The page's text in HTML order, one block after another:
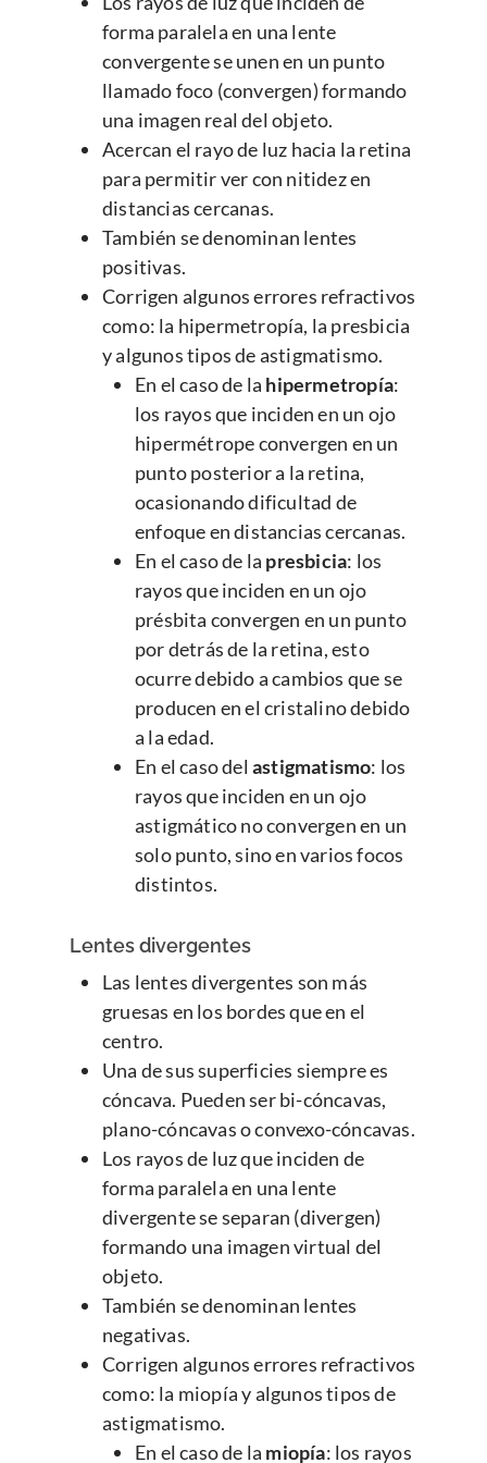
forma paralela en una lente
convergente se unen en un punto
llamado foco (convergen) formando
una imagen real del objeto.
Acercan el rayo de luz hacia la retina
para permitir ver con nitidez en
distancias cercanas.
También se denominan lentes
positivas.
Corrigen algunos errores refractivos
como: la hipermetropía, la presbicia
y algunos tipos de astigmatismo.
En el caso de la hipermetropía:
los rayos que inciden en un ojo
hipermétrope convergen en un
punto posterior a la retina,
ocasionando dificultad de
enfoque en distancias cercanas.
En el caso de la presbicia: los
rayos que inciden en un ojo
présbita convergen en un punto
por detrás de la retina, esto
ocurre debido a cambios que se
producen en el cristalino debido
a la edad.
En el caso del astigmatismo: los
rayos que inciden en un ojo
astigmático no convergen en un
solo punto, sino en varios focos
distintos.
Lentes divergentes
Las lentes divergentes son más
gruesas en los bordes que en el
centro.
Una de sus superficies siempre es
cóncava. Pueden ser bi-cóncavas,
plano-cóncavas o convexo-cóncavas.
Los rayos de luz que inciden de
forma paralela en una lente
divergente se separan (divergen)
formando una imagen virtual del
objeto.
También se denominan lentes
negativas.
Corrigen algunos errores refractivos
como: la miopía y algunos tipos de
astigmatismo.
En el caso de la miopía: los rayos